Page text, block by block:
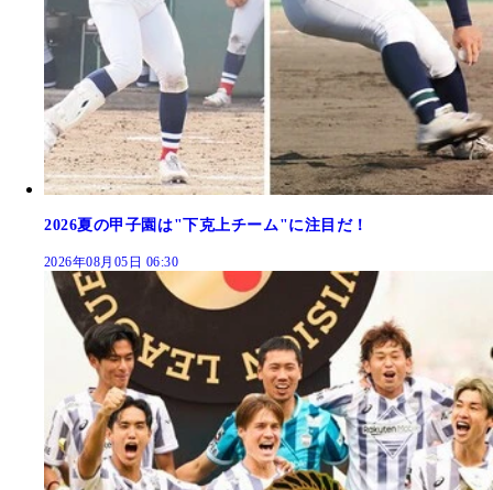
2026夏の甲子園は"下克上チーム"に注目だ！
2026年08月05日 06:30